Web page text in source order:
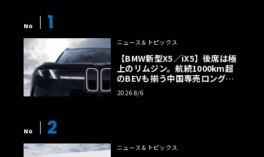
No 1
ニュース＆トピックス
【BMW新型X5／iX5】後席は極
上のリムジン。航続1000km超
のBEVも揃う中国専売ロング仕
様の全貌
2026 8/6
No 2
ニュース＆トピックス